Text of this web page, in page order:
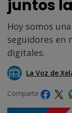
juntos
Hoy somos
seguidores en
digitales.
La Voz de
Comparte